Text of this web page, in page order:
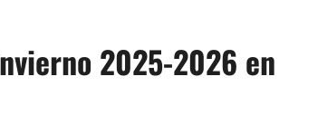
2025-2026 en